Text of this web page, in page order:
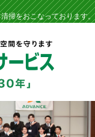
掃をおこなっております。